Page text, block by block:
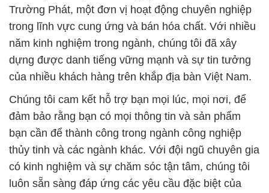
Trường Phát, một đơn vị hoạt động chuyên nghiệp
trong lĩnh vực cung ứng và bán hóa chất. Với nhiều
năm kinh nghiệm trong ngành, chúng tôi đã xây
dựng được danh tiếng vững mạnh và sự tin tưởng
của nhiều khách hàng trên khắp địa bàn Việt Nam.
Chúng tôi cam kết hỗ trợ bạn mọi lúc, mọi nơi, để
đảm bảo rằng bạn có mọi thông tin và sản phẩm
bạn cần để thành công trong ngành công nghiệp
thủy tinh và các ngành khác. Với đội ngũ chuyên gia
có kinh nghiệm và sự chăm sóc tận tâm, chúng tôi
luôn sẵn sàng đáp ứng các yêu cầu đặc biệt của